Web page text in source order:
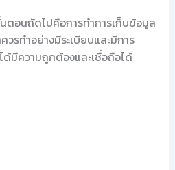
ตอนถัดไปคือการทำการเก็บข้อมูล
รทำอย่างมีระเบียบและมีการ
มีความถูกต้องและเชื่อถือได้